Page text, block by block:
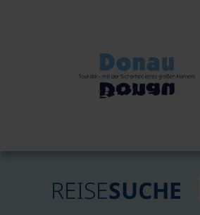
REISESUCHE